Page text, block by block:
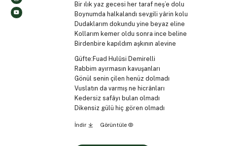
Bir ılık yaz gecesi her taraf neş’e dolu
Boynumda halkalandı sevgili yârin kolu
Dudaklarım dokundu yine beyaz eline
Kollarım kemer oldu sonra ince beline
Birdenbire kapıldım aşkının alevine
Güfte:Fuad Hulûsi Demirelli
Rabbim ayırmasın kavuşanları
Gönül senin çilen henüz dolmadı
Vuslatın da varmış ne hicrânları
Kedersiz safâyı bulan olmadı
Dikensiz gülü hiç gören olmadı
İndir Görüntüle